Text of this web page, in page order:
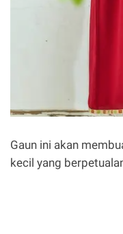
Gaun ini akan
kecil yang